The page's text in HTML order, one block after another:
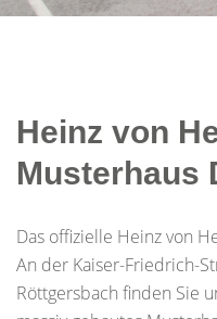
Heinz von
Musterhaus
Das offizielle Heinz von
An der Kaiser-Friedrich-
Röttgersbach finden Sie